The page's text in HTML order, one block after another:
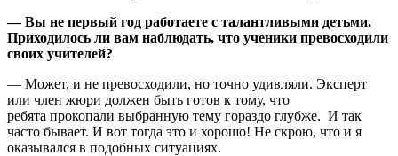
— Вы не первый год работаете с талантливыми детьми.
Приходилось ли вам наблюдать, что ученики превосходили
своих учителей?
— Может, и не превосходили, но точно удивляли. Эксперт
или член жюри должен быть готов к тому, что
ребята прокопали выбранную тему гораздо глубже. И так
часто бывает. И вот тогда это и хорошо! Не скрою, что и я
оказывался в подобных ситуациях.